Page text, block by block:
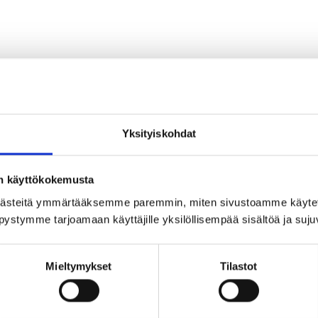
Yksityiskohdat
käyttökokemusta
ymmärtääksemme paremmin, miten sivustoamme
tarjoamaan käyttäjille yksilöllisempää sisältöä ja
Mieltymykset Tilastot
6. kerroksesta.
henkilökunta vie saunatiloihin.
hengelle sekä kaunis kattoterassi, jossa voi
ruokailut ja siellä voi pitää mutkattomia
yhteydessä suosittelemme viihtyisää
€.
sisältyy pyyhkeet ja pesuaineet.